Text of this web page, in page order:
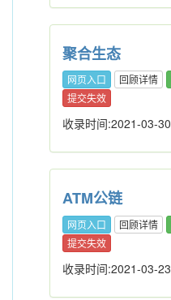
聚合生态
网页入口 回顾详情
提交失效
收录时间:2021-03-30
ATM公链
网页入口 回顾详情
提交失效
收录时间:2021-03-23